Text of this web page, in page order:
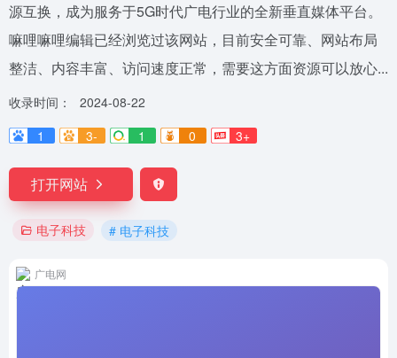
源互换，成为服务于5G时代广电行业的全新垂直媒体平台。
嘛哩嘛哩编辑已经浏览过该网站，目前安全可靠、网站布局
整洁、内容丰富、访问速度正常，需要这方面资源可以放心...
收录时间：
2024-08-22
1
3- 1 0 3+
打开网站
电子科技 # 电子科技
广电网